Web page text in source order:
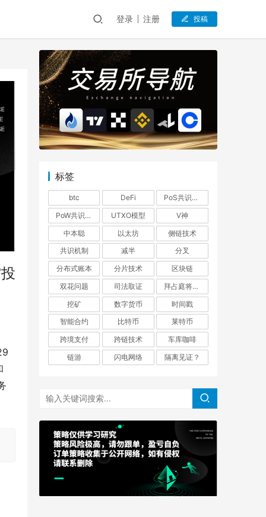
登录 注册 投稿
标签
btc DeFi
PoS共识机制
PoW共识机制
UTXO模型
V神
中本聪
以太坊
侧链技术
共识机制
减半
分叉
分布式账本
分片技术
区块链
双花问题
司法取证
拜占庭将军问题
挖矿
数字货币
时间戳
智能合约
比特币
莱特币
跨境支付
跨链技术
车库咖啡
链游
闪电网络 隔离见证？